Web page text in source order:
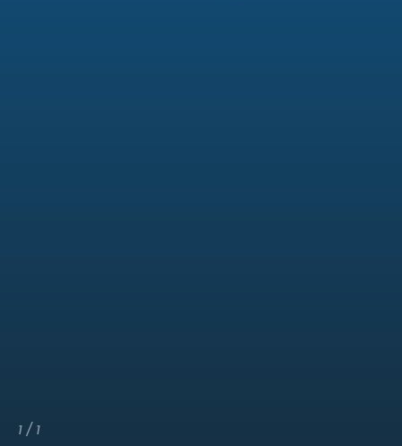
1 / 1